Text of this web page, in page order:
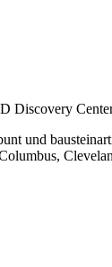
Discovery
und